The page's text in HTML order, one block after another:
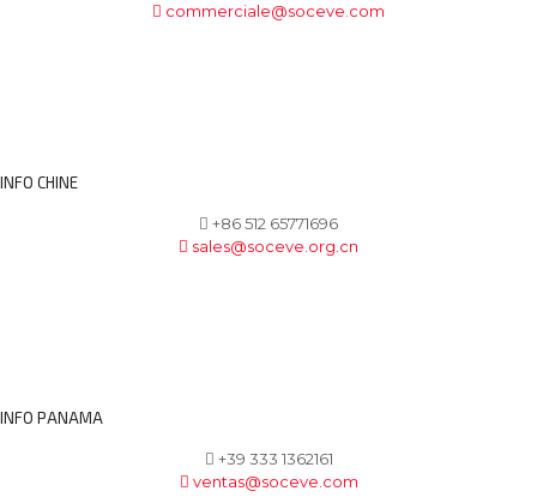
commerciale@soceve.com
INFO CHINE
+86 512 65771696
sales@soceve.org.cn
INFO PANAMA
+39 333 1362161
ventas@soceve.com